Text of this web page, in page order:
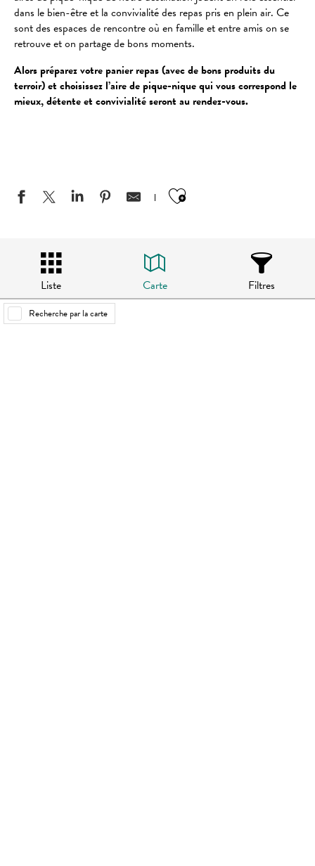
dans le bien-être et la convivialité des repas pris en plein air. Ce
sont des espaces de rencontre où en famille et entre amis on se
retrouve et on partage de bons moments.
Alors préparez votre panier repas (avec de bons produits du
terroir) et choisissez l’aire de pique-nique qui vous correspond le
mieux, détente et convivialité seront au rendez-vous.
Ajouter aux
Liste Carte Filtres
Recherche par la carte